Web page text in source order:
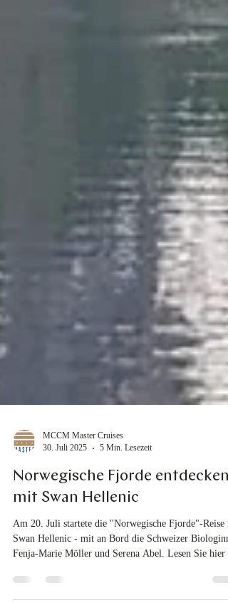
30. Juli 2025
5 Min. Lesezeit
Norwegische Fjorde entdecken
mit Swan Hellenic
Am 20. Juli startete die "Norwegische Fjorde"-Reise
Fenja-Marie Möller und Serena Abel. Lesen Sie hier
Tagesberichte.